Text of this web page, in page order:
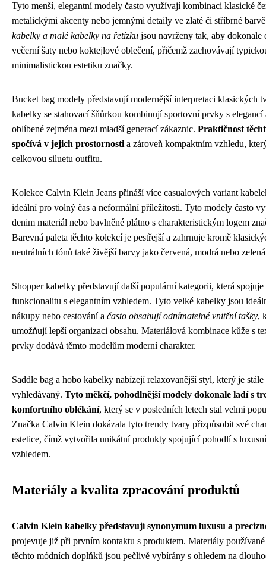
Tyto menší, elegantní modely často využívají kombinaci klasické
metalickými akcenty nebo jemnými detaily ve zlaté či stříbrné
kabelky a malé kabelky na řetízku jsou navrženy tak, aby dokonale
večerní šaty nebo koktejlové oblečení, přičemž zachovávají
minimalistickou estetiku značky.
Bucket bag modely představují modernější interpretaci klasických
kabelky se stahovací šňůrkou kombinují sportovní prvky s elegancí
oblíbené zejména mezi mladší generací zákaznic. Praktičnost
spočívá v jejich prostornostia zároveň kompaktním vzhledu,
celkovou siluetu outfitu.
Kolekce Calvin Klein Jeans přináší více casualových variant
ideální pro volný čas a neformální příležitosti. Tyto modely často
denim materiál nebo bavlněné plátno s charakteristickým logem
Barevná paleta těchto kolekcí je pestřejší a zahrnuje kromě
neutrálních tónů také živější barvy jako červená, modrá nebo
Shopper kabelky představují další populární kategorii, která spojuje
funkcionalitu s elegantním vzhledem. Tyto velké kabelky jsou
nákupy nebo cestování a často obsahují odnímatelné vnitřní tašky,
umožňují lepší organizaci obsahu. Materiálová kombinace kůže s
prvky dodává těmto modelům moderní charakter.
Saddle bag a hobo kabelky nabízejí relaxovanější styl, který je stále
vyhledávaný. Tyto měkčí, pohodlnější modely dokonale ladí s
komfortního oblékání, který se v posledních letech stal velmi
Značka Calvin Klein dokázala tyto trendy tvary přizpůsobit své
estetice, čímž vytvořila unikátní produkty spojující pohodlí s
vzhledem.
Materiály a kvalita zpracování produktů
Calvin Klein kabelky představují synonymum luxusu a
projevuje již při prvním kontaktu s produktem. Materiály
těchto módních doplňků jsou pečlivě vybírány s ohledem na